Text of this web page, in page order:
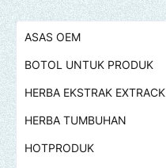
ASAS OEM
BOTOL UNTUK PRODUK
HERBA EKSTRAK EXTRACK
HERBA TUMBUHAN
HOTPRODUK